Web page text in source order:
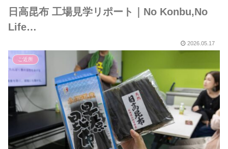
日高昆布 工場見学リポート｜No Konbu,No
Life…
2026.05.17
ご近所